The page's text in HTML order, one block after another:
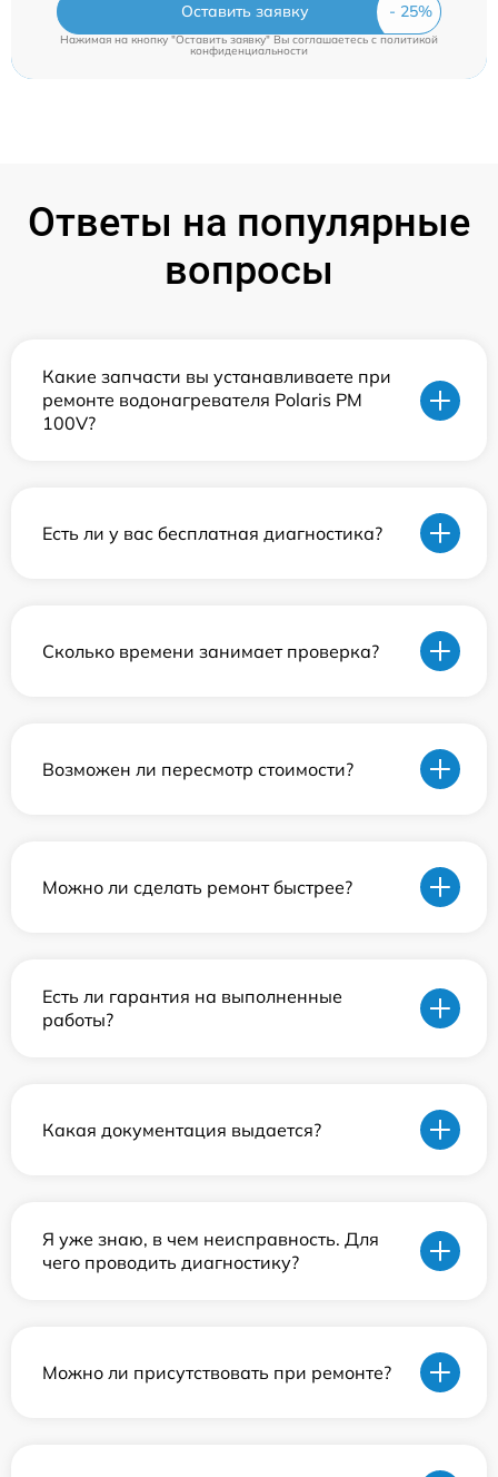
Оставить заявку
Нажимая на кнопку "Оставить заявку" Вы соглашаетесь cполитикой
конфиденциальности
Ответы на популярные
вопросы
Какие запчасти вы устанавливаете при
ремонте водонагревателя Polaris PM
100V?
Есть ли у вас бесплатная диагностика?
Сколько времени занимает проверка?
Возможен ли пересмотр стоимости?
Можно ли сделать ремонт быстрее?
Есть ли гарантия на выполненные
работы?
Какая документация выдается?
Я уже знаю, в чем неисправность. Для
чего проводить диагностику?
Можно ли присутствовать при ремонте?